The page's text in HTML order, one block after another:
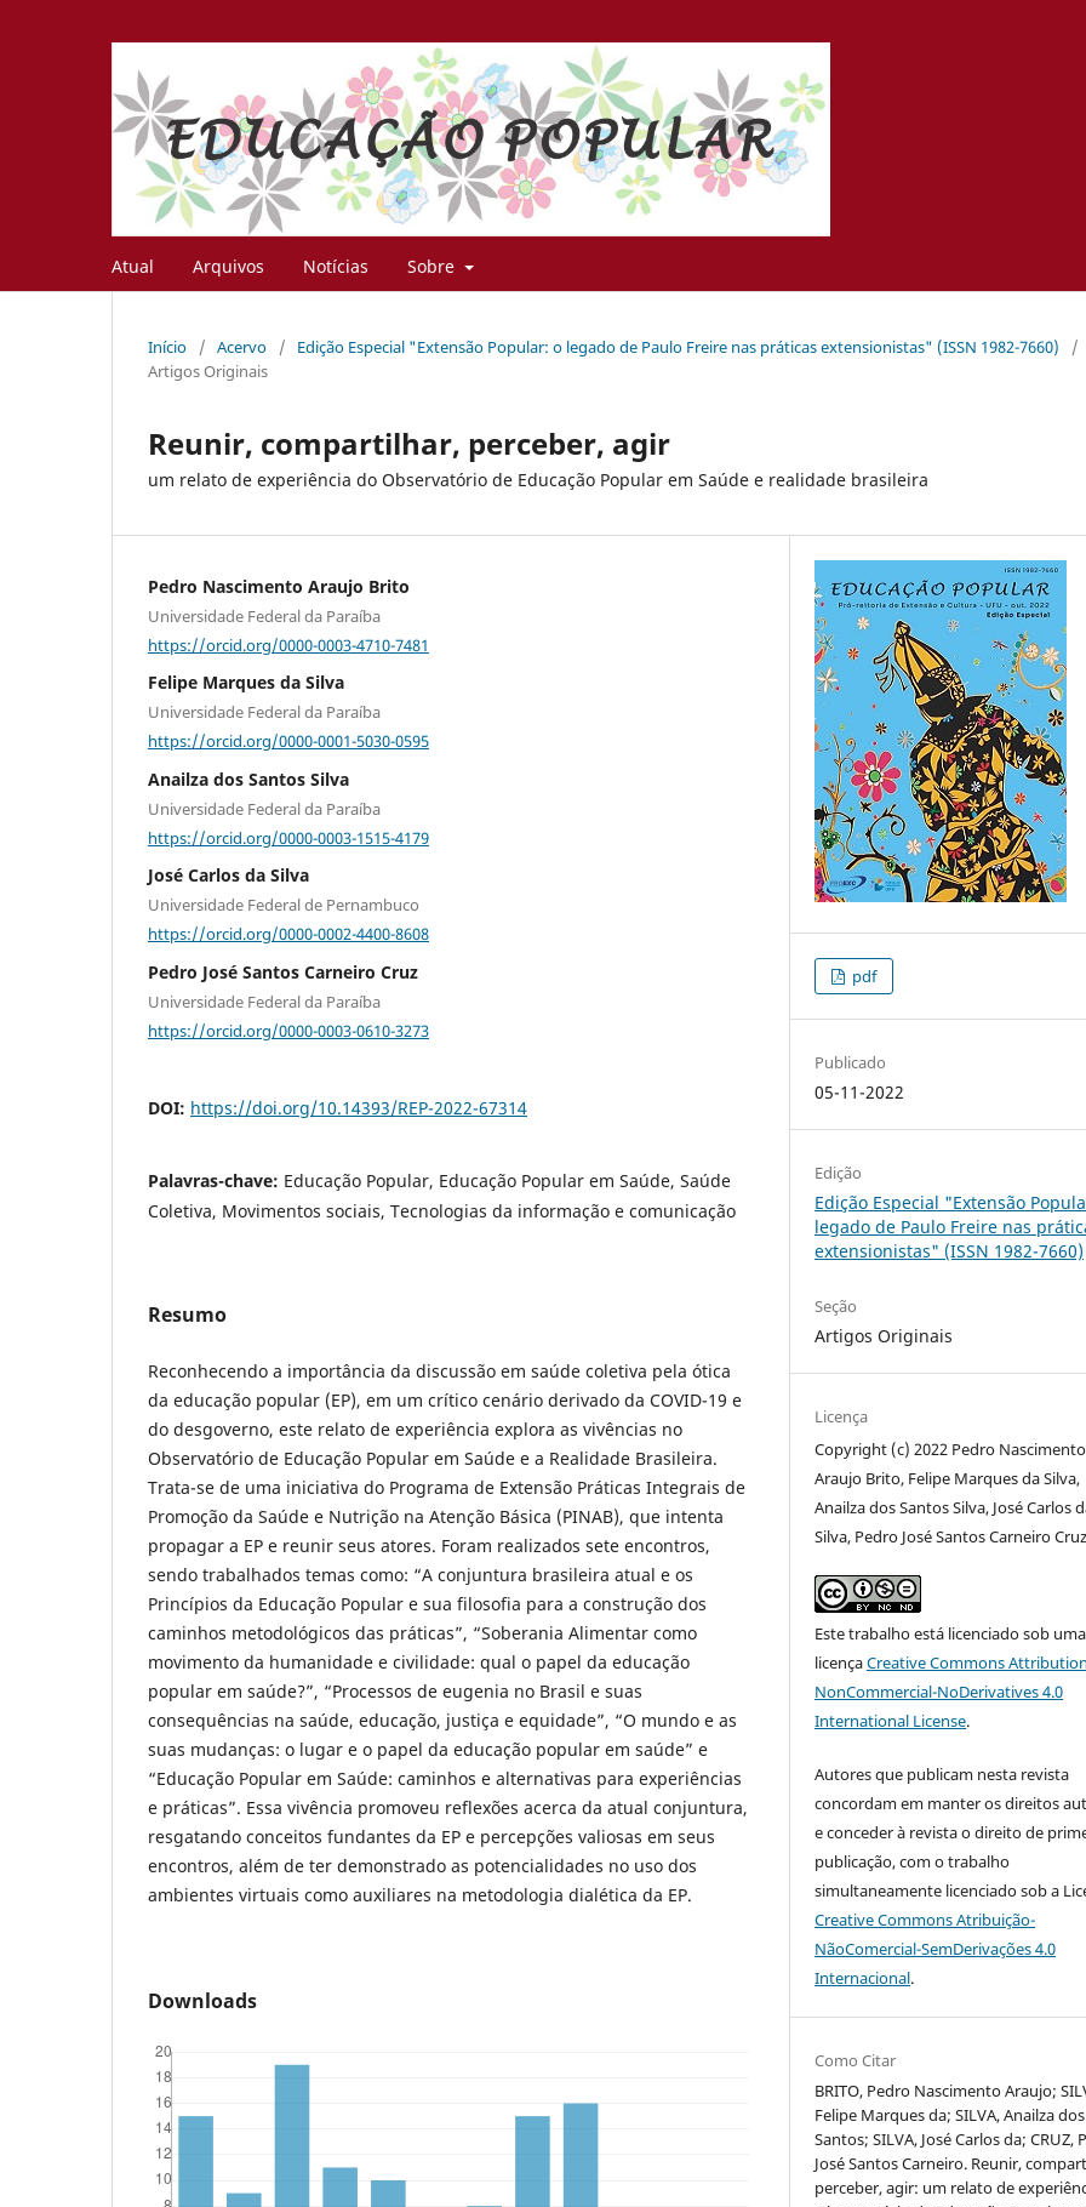
Atual Arquivos Notícias Sobre
Início / Acervo / Edição Especial "Extensão Popular: o legado de Paulo Freire nas práticas extensionistas" (ISSN 1982-7660)
/
Artigos Originais
Reunir, compartilhar, perceber, agir
um relato de experiência do Observatório de Educação Popular em Saúde e realidade brasileira
Pedro Nascimento Araujo Brito
Universidade Federal da Paraíba
https://orcid.org/0000-0003-4710-7481
Felipe Marques da Silva
Universidade Federal da Paraíba
https://orcid.org/0000-0001-5030-0595
Anailza dos Santos Silva
Universidade Federal da Paraíba
https://orcid.org/0000-0003-1515-4179
José Carlos da Silva
Universidade Federal de Pernambuco
https://orcid.org/0000-0002-4400-8608
Pedro José Santos Carneiro Cruz
Universidade Federal da Paraíba
https://orcid.org/0000-0003-0610-3273
DOI: https://doi.org/10.14393/REP-2022-67314
Palavras-chave: Educação Popular, Educação Popular em Saúde, Saúde
Coletiva, Movimentos sociais, Tecnologias da informação e comunicação
Resumo
Reconhecendo a importância da discussão em saúde coletiva pela ótica
da educação popular (EP), em um crítico cenário derivado da COVID-19 e
do desgoverno, este relato de experiência explora as vivências no
Observatório de Educação Popular em Saúde e a Realidade Brasileira.
Trata-se de uma iniciativa do Programa de Extensão Práticas Integrais de
Promoção da Saúde e Nutrição na Atenção Básica (PINAB), que intenta
propagar a EP e reunir seus atores. Foram realizados sete encontros,
sendo trabalhados temas como: “A conjuntura brasileira atual e os
Princípios da Educação Popular e sua filosofia para a construção dos
caminhos metodológicos das práticas”, “Soberania Alimentar como
movimento da humanidade e civilidade: qual o papel da educação
popular em saúde?”, “Processos de eugenia no Brasil e suas
consequências na saúde, educação, justiça e equidade”, “O mundo e as
suas mudanças: o lugar e o papel da educação popular em saúde” e
“Educação Popular em Saúde: caminhos e alternativas para experiências
e práticas”. Essa vivência promoveu reflexões acerca da atual conjuntura,
resgatando conceitos fundantes da EP e percepções valiosas em seus
encontros, além de ter demonstrado as potencialidades no uso dos
ambientes virtuais como auxiliares na metodologia dialética da EP.
Downloads
pdf
Publicado
05-11-2022
Edição
Edição Especial "Extensão
legado de Paulo Freire nas
extensionistas" (ISSN 1982-7660)
Seção
Artigos Originais
Licença
Copyright (c) 2022 Pedro Nascimento
Araujo Brito, Felipe Marques da Silva,
Anailza dos Santos Silva, José Carlos
Silva, Pedro José Santos Carneiro Cruz
Este trabalho está licenciado sob uma
licençaCreative Commons
NonCommercial-NoDerivatives 4.0
International License.
Autores que publicam nesta revista
concordam em manter os direitos
e conceder à revista o direito de
publicação, com o trabalho
simultaneamente licenciado sob a
Creative Commons Atribuição-
NãoComercial-SemDerivações 4.0
Internacional.
Como Citar
BRITO, Pedro Nascimento Araujo;
Felipe Marques da; SILVA, Anailza dos
Santos; SILVA, José Carlos da; CRUZ,
José Santos Carneiro. Reunir,
perceber, agir: um relato de